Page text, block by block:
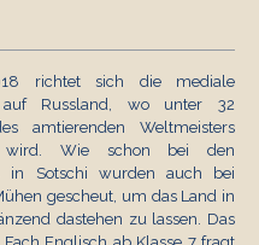
richtet sich die mediale
Russland, wo unter 32
amtierenden Weltmeisters
wird. Wie schon bei den
in Sotschi wurden auch bei
gescheut, um das Land in
dastehen zu lassen. Das